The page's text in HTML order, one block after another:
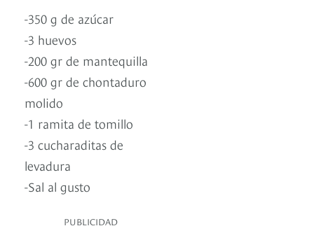
-350 g de azúcar
-3 huevos
-200 gr de mantequilla
-600 gr de chontaduro
molido
-1 ramita de tomillo
-3 cucharaditas de
levadura
-Sal al gusto
PUBLICIDAD